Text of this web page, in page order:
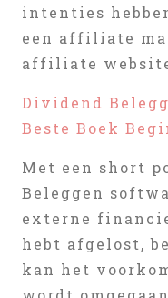
intenties
een affiliate
affiliate
Dividend
Beste Boek
Met een short
Beleggen
externe
hebt afgelost,
kan het